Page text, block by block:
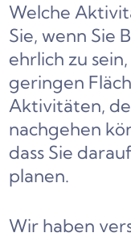
Welche
Sie, wenn Sie
ehrlich zu
geringen
Aktivitäten,
nachgehen
dass Sie
planen.
Wir haben